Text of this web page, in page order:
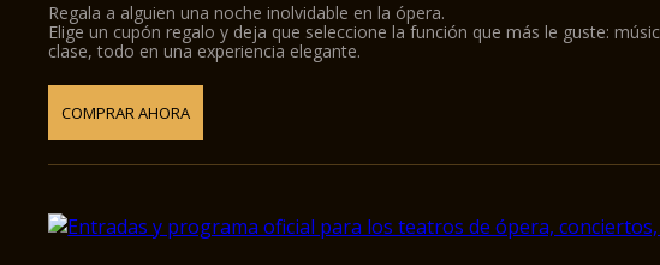
Regala a alguien una noche inolvidable en la ópera.
Elige un cupón regalo y deja que seleccione la función que más le guste:
clase, todo en una experiencia elegante.
COMPRAR AHORA